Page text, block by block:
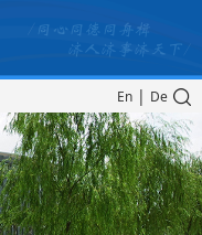
En | De